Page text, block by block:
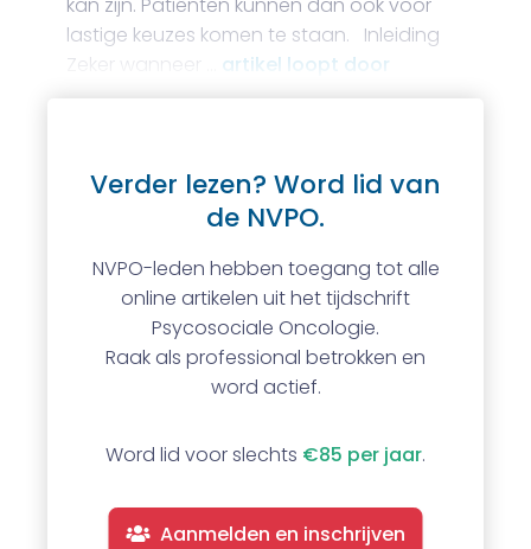
lastige keuzes komen te staan. Inleiding
Zeker wanneer … artikel loopt door
Verder lezen? Word lid van
de NVPO.
NVPO-leden hebben toegang tot alle
online artikelen uit het tijdschrift
Psycosociale Oncologie.
Raak als professional betrokken en
word actief.
Word lid voor slechts €85 per jaar.
Aanmelden en inschrijven